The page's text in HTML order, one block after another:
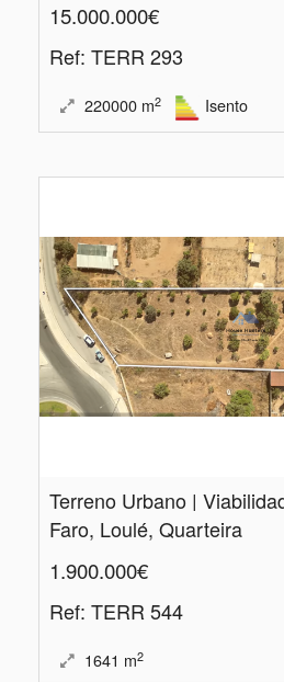
15.000.000€
Ref: TERR 293
220000 m2 Isento
Faro, Loulé, Quarteira
1.900.000€
Ref: TERR 544
1641 m2